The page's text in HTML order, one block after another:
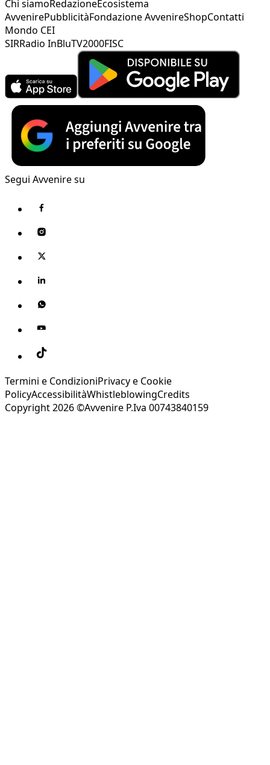
Chi siamoRedazioneEcosistema
AvvenirePubblicitàFondazione AvvenireShopContatti
Mondo CEI
SIRRadio InBluTV2000FISC
Segui Avvenire su
Termini e CondizioniPrivacy e Cookie
PolicyAccessibilitàWhistleblowingCredits
Copyright 2026 ©Avvenire P.Iva 00743840159